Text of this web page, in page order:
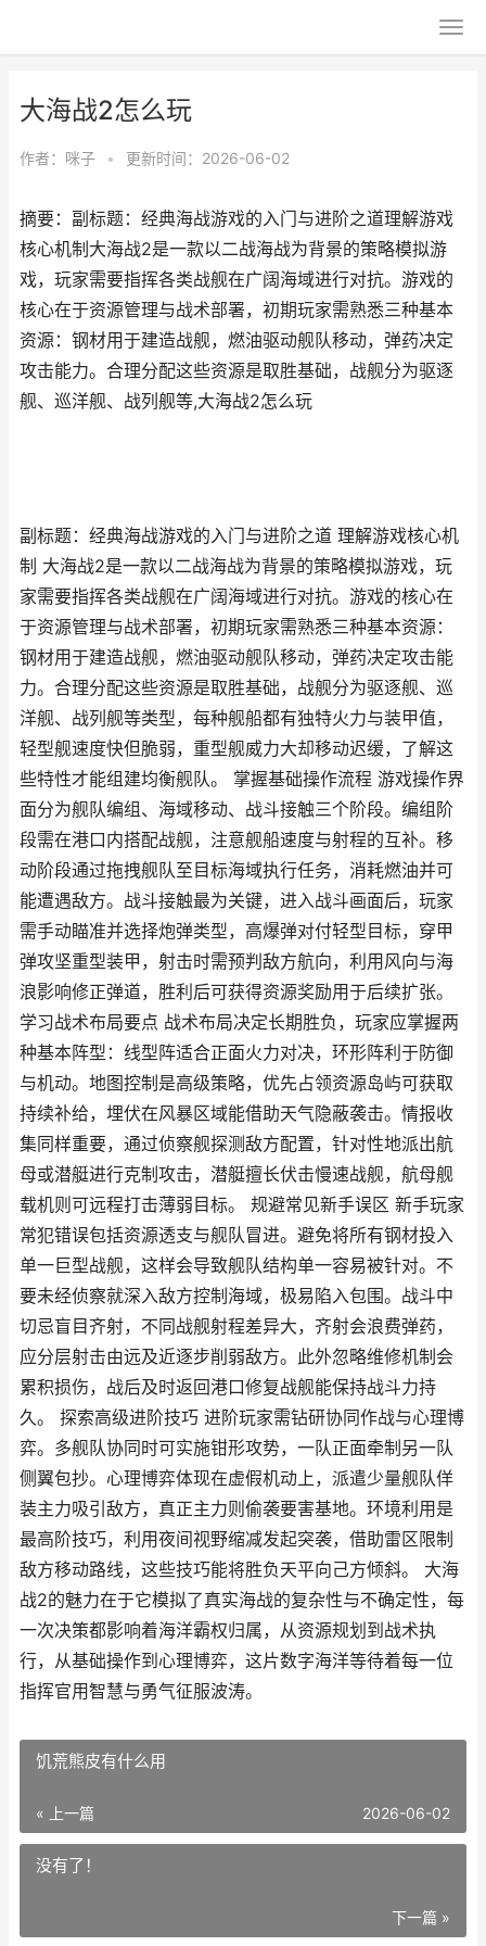
大海战2怎么玩
作者： 咪子 • 更新时间：2026-06-02
摘要：副标题：经典海战游戏的入门与进阶之道理解游戏
核心机制大海战2是一款以二战海战为背景的策略模拟游
戏，玩家需要指挥各类战舰在广阔海域进行对抗。游戏的
核心在于资源管理与战术部署，初期玩家需熟悉三种基本
资源：钢材用于建造战舰，燃油驱动舰队移动，弹药决定
攻击能力。合理分配这些资源是取胜基础，战舰分为驱逐
舰、巡洋舰、战列舰等,大海战2怎么玩
副标题：经典海战游戏的入门与进阶之道 理解游戏核心机
制 大海战2是一款以二战海战为背景的策略模拟游戏，玩
家需要指挥各类战舰在广阔海域进行对抗。游戏的核心在
于资源管理与战术部署，初期玩家需熟悉三种基本资源：
钢材用于建造战舰，燃油驱动舰队移动，弹药决定攻击能
力。合理分配这些资源是取胜基础，战舰分为驱逐舰、巡
洋舰、战列舰等类型，每种舰船都有独特火力与装甲值，
轻型舰速度快但脆弱，重型舰威力大却移动迟缓，了解这
些特性才能组建均衡舰队。 掌握基础操作流程 游戏操作界
面分为舰队编组、海域移动、战斗接触三个阶段。编组阶
段需在港口内搭配战舰，注意舰船速度与射程的互补。移
动阶段通过拖拽舰队至目标海域执行任务，消耗燃油并可
能遭遇敌方。战斗接触最为关键，进入战斗画面后，玩家
需手动瞄准并选择炮弹类型，高爆弹对付轻型目标，穿甲
弹攻坚重型装甲，射击时需预判敌方航向，利用风向与海
浪影响修正弹道，胜利后可获得资源奖励用于后续扩张。
学习战术布局要点 战术布局决定长期胜负，玩家应掌握两
种基本阵型：线型阵适合正面火力对决，环形阵利于防御
与机动。地图控制是高级策略，优先占领资源岛屿可获取
持续补给，埋伏在风暴区域能借助天气隐蔽袭击。情报收
集同样重要，通过侦察舰探测敌方配置，针对性地派出航
母或潜艇进行克制攻击，潜艇擅长伏击慢速战舰，航母舰
载机则可远程打击薄弱目标。 规避常见新手误区 新手玩家
常犯错误包括资源透支与舰队冒进。避免将所有钢材投入
单一巨型战舰，这样会导致舰队结构单一容易被针对。不
要未经侦察就深入敌方控制海域，极易陷入包围。战斗中
切忌盲目齐射，不同战舰射程差异大，齐射会浪费弹药，
应分层射击由远及近逐步削弱敌方。此外忽略维修机制会
累积损伤，战后及时返回港口修复战舰能保持战斗力持
久。 探索高级进阶技巧 进阶玩家需钻研协同作战与心理博
弈。多舰队协同时可实施钳形攻势，一队正面牵制另一队
侧翼包抄。心理博弈体现在虚假机动上，派遣少量舰队佯
装主力吸引敌方，真正主力则偷袭要害基地。环境利用是
最高阶技巧，利用夜间视野缩减发起突袭，借助雷区限制
敌方移动路线，这些技巧能将胜负天平向己方倾斜。 大海
战2的魅力在于它模拟了真实海战的复杂性与不确定性，每
一次决策都影响着海洋霸权归属，从资源规划到战术执
行，从基础操作到心理博弈，这片数字海洋等待着每一位
指挥官用智慧与勇气征服波涛。
饥荒熊皮有什么用
« 上一篇 2026-06-02
没有了！
下一篇 »